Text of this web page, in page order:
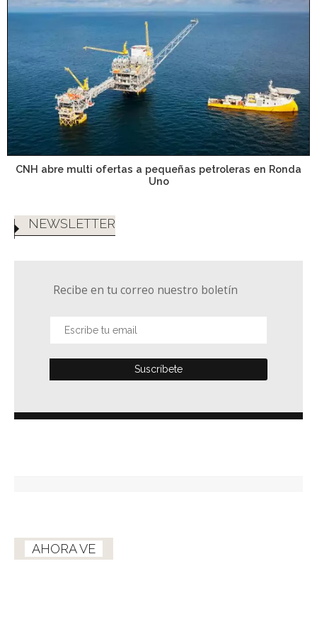
CNH abre multi ofertas a pequeñas petroleras en Ronda
Uno
NEWSLETTER
Recibe en tu correo nuestro boletín
AHORA VE